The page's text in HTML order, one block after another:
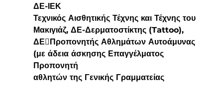
ΔΕ-ΙΕΚ
Τεχνικός Αισθητικής Τέχνης και Τέχνης του
Μακιγιάζ, ΔΕ-Δερματοστίκτης (Tattoo),
ΔΕ￾Προπονητής Αθλημάτων Αυτοάμυνας
(με άδεια άσκησης Επαγγέλματος
Προπονητή
αθλητών της Γενικής Γραμματείας